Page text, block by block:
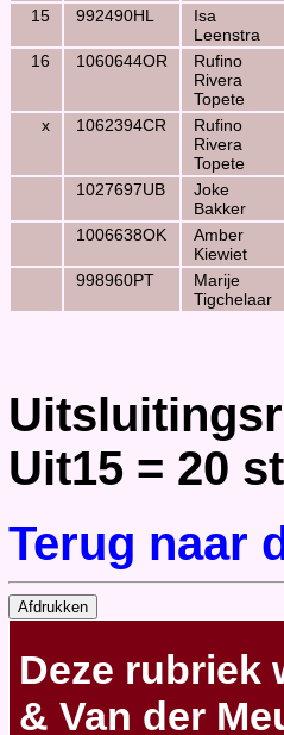
15
992490HL
Isa
Leenstra
16 1060644OR
Rufino
Rivera
Topete
x 1062394CR
Rufino
Rivera
Topete
1027697UB
Joke
Bakker
1006638OK
Amber
Kiewiet
998960PT
Marije
Tigchelaar
Uit15 = 20
Terug naar
Deze rubriek
& Van der